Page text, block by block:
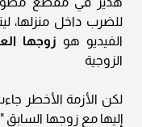
للضرب داخل منزلها،
الفيديو هو زوجها
الزوجية
لكن الأزمة الأخطر
إليها مع زوجها